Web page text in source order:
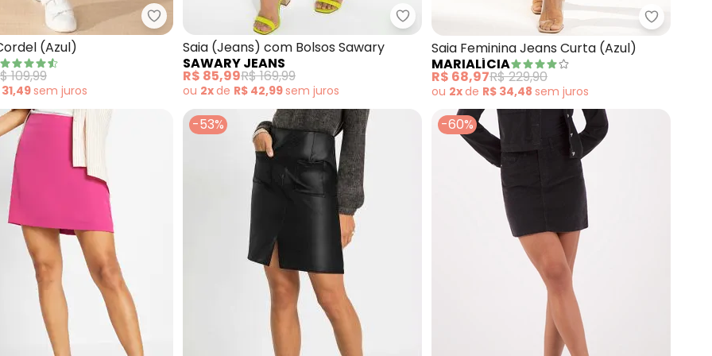
Marinho) em JeansQuintess - Saia com Cordel (Azul)
(Azul)
109,99
31,49sem juros
Sawary Jeans - Saia (Jeans) com Bolsos Sawary
Saia (Jeans) com Bolsos Sawary
SAWARY JEANS
R$ 85,99R$ 169,99
ou 2xde R$ 42,99sem juros
Saia Feminina Jeans Curta (Azul)
MARIALÍCIA
R$ 68,97R$ 229,90
ou 2xde R$ 34,48 sem juros
-53% -60%